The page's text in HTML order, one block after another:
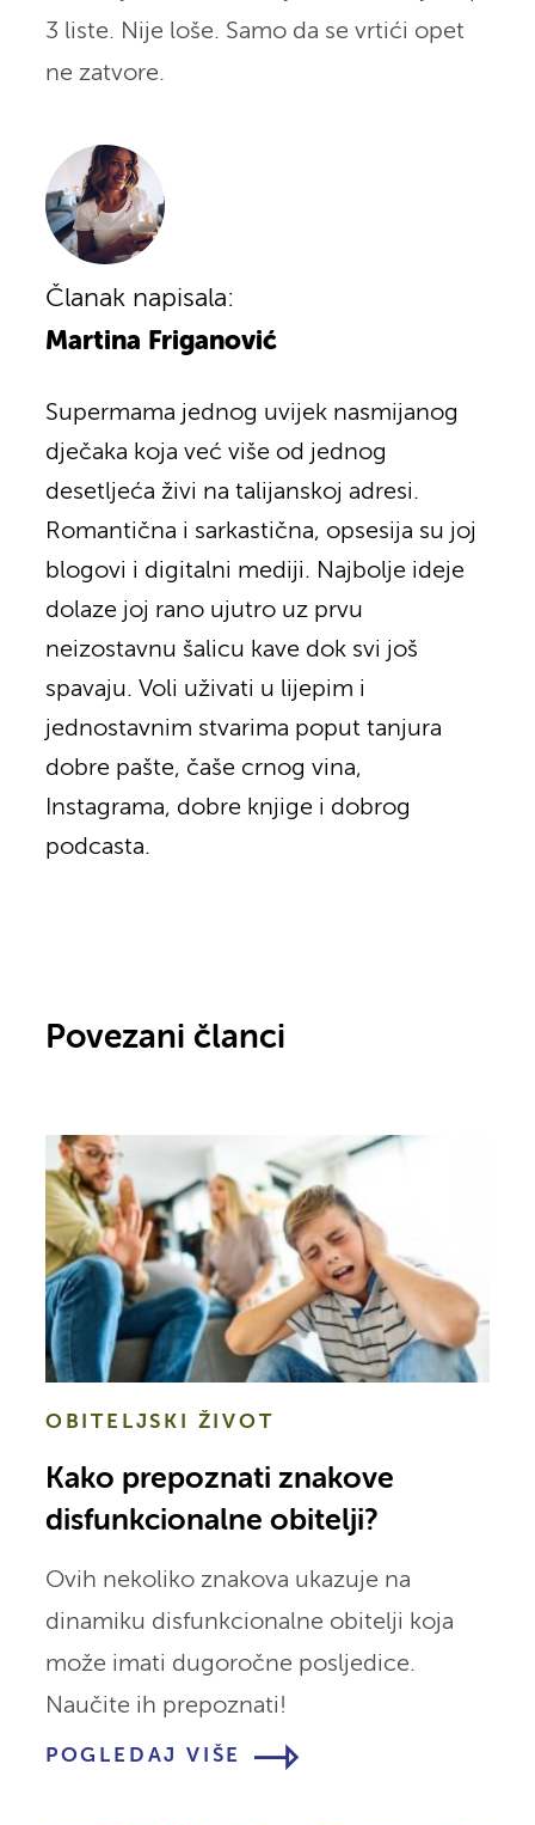
3 liste. Nije loše. Samo da se vrtići opet
ne zatvore.
Članak napisala:
Martina Friganović
Supermama jednog uvijek nasmijanog
dječaka koja već više od jednog
desetljeća živi na talijanskoj adresi.
Romantična i sarkastična, opsesija su joj
blogovi i digitalni mediji. Najbolje ideje
dolaze joj rano ujutro uz prvu
neizostavnu šalicu kave dok svi još
spavaju. Voli uživati u lijepim i
jednostavnim stvarima poput tanjura
dobre pašte, čaše crnog vina,
Instagrama, dobre knjige i dobrog
podcasta.
Povezani članci
OBITELJSKI ŽIVOT
Kako prepoznati znakove
disfunkcionalne obitelji?
Ovih nekoliko znakova ukazuje na
dinamiku disfunkcionalne obitelji koja
može imati dugoročne posljedice.
Naučite ih prepoznati!
POGLEDAJ VIŠE